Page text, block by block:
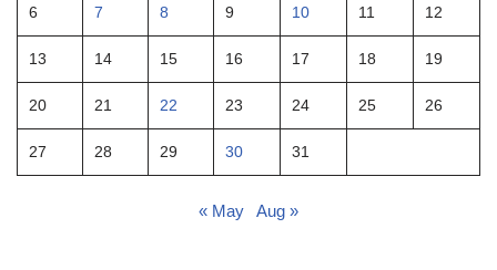
6 7 8 9 10 11 12
13 14 15 16 17 18 19
20 21 22 23 24 25 26
27 28 29 30 31
« May Aug »